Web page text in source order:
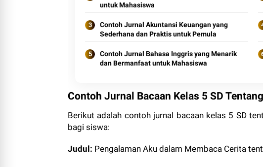
untuk Mahasiswa
Contoh Jurnal Akuntansi Keuangan yang
Sederhana dan Praktis untuk Pemula
Contoh Jurnal Bahasa Inggris yang Menarik
dan Bermanfaat untuk Mahasiswa
Contoh Jurnal Bacaan Kelas 5 SD
Berikut adalah contoh jurnal bacaan kelas 5 SD
bagi siswa:
Judul: Pengalaman Aku dalam Membaca Cerita